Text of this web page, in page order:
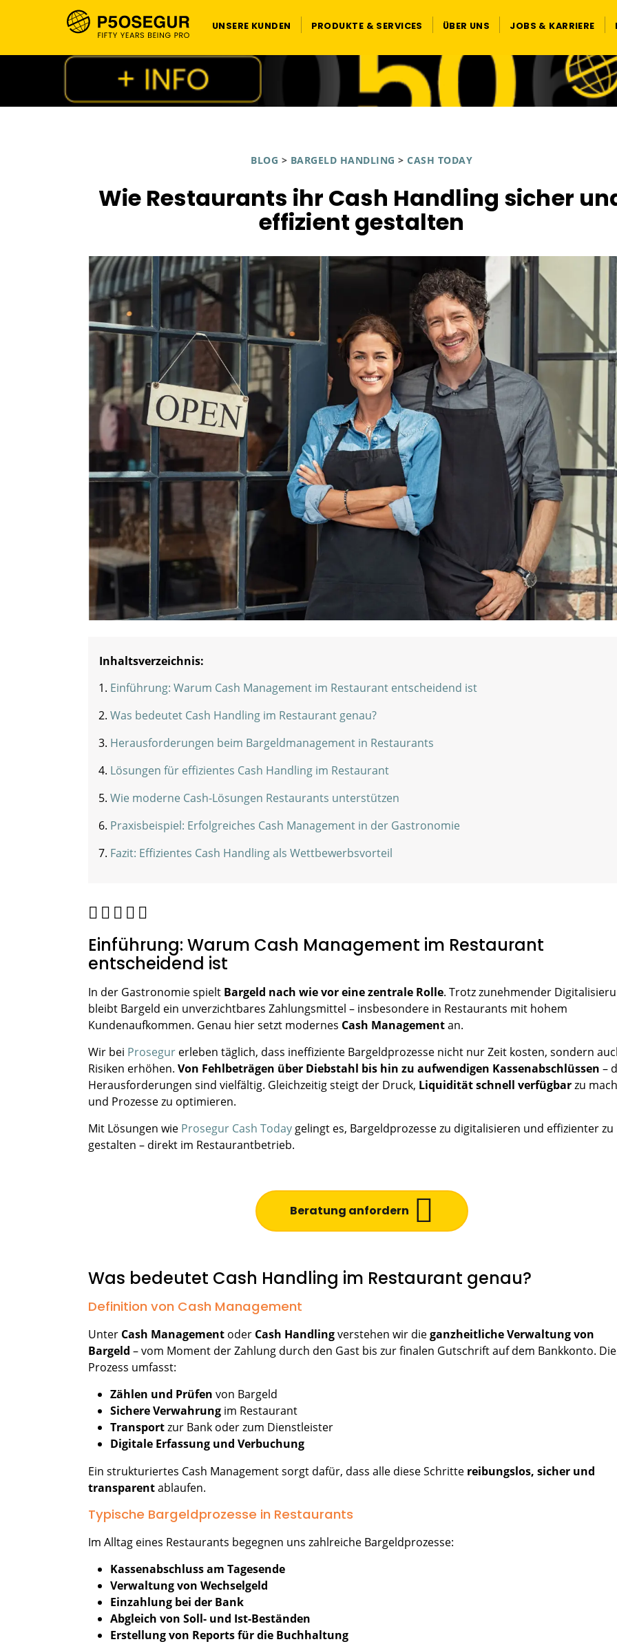
UNSERE KUNDEN PRODUKTE & SERVICES ÜBER UNS JOBS & KARRIERE
BLOG > BARGELD HANDLING > CASH TODAY
Wie Restaurants ihr Cash Handling sicher
effizient gestalten
Inhaltsverzeichnis:
Einführung: Warum Cash Management im Restaurant entscheidend ist
Was bedeutet Cash Handling im Restaurant genau?
Herausforderungen beim Bargeldmanagement in Restaurants
Lösungen für effizientes Cash Handling im Restaurant
Wie moderne Cash-Lösungen Restaurants unterstützen
Praxisbeispiel: Erfolgreiches Cash Management in der Gastronomie
Fazit: Effizientes Cash Handling als Wettbewerbsvorteil
Einführung: Warum Cash Management im Restaurant
entscheidend ist
In der Gastronomie spielt Bargeld nach wie vor eine zentrale Rolle. Trotz zunehmender
bleibt Bargeld ein unverzichtbares Zahlungsmittel – insbesondere in Restaurants mit hohem
Kundenaufkommen. Genau hier setzt modernes Cash Managementan.
Wir bei Prosegur erleben täglich, dass ineffiziente Bargeldprozesse nicht nur Zeit kosten, sondern
Risiken erhöhen. Von Fehlbeträgen über Diebstahl bis hin zu aufwendigen Kassenabschlüssen –
Herausforderungen sind vielfältig. Gleichzeitig steigt der Druck, Liquidität schnell verfügbarzu
und Prozesse zu optimieren.
Mit Lösungen wie Prosegur Cash Today gelingt es, Bargeldprozesse zu digitalisieren und effizienter zu
gestalten – direkt im Restaurantbetrieb.
Beratung anfordern
Was bedeutet Cash Handling im Restaurant genau?
Definition von Cash Management
Unter Cash Management oder Cash Handlingverstehen wir dieganzheitliche Verwaltung von
Bargeld – vom Moment der Zahlung durch den Gast bis zur finalen Gutschrift auf dem Bankkonto.
Prozess umfasst:
Zählen und Prüfen von Bargeld
Sichere Verwahrung im Restaurant
Transportzur Bank oder zum Dienstleister
Digitale Erfassung und Verbuchung
Ein strukturiertes Cash Management sorgt dafür, dass alle diese Schritte reibungslos, sicher und
transparentablaufen.
Typische Bargeldprozesse in Restaurants
Im Alltag eines Restaurants begegnen uns zahlreiche Bargeldprozesse:
Kassenabschluss am Tagesende
Verwaltung von Wechselgeld
Einzahlung bei der Bank
Abgleich von Soll- und Ist-Beständen
Erstellung von Reports für die Buchhaltung